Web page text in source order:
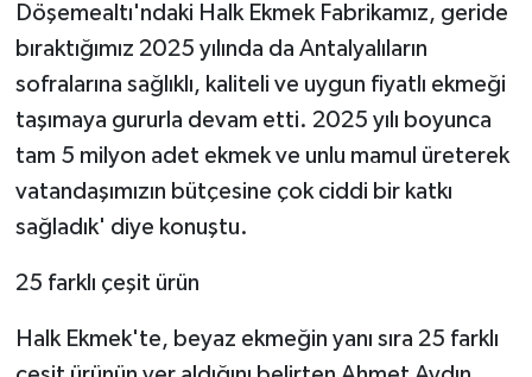
Döşemealtı'ndaki Halk Ekmek Fabrikamız, geride
bıraktığımız 2025 yılında da Antalyalıların
sofralarına sağlıklı, kaliteli ve uygun fiyatlı ekmeği
taşımaya gururla devam etti. 2025 yılı boyunca
tam 5 milyon adet ekmek ve unlu mamul üreterek
vatandaşımızın bütçesine çok ciddi bir katkı
sağladık' diye konuştu.
25 farklı çeşit ürün
Halk Ekmek'te, beyaz ekmeğin yanı sıra 25 farklı